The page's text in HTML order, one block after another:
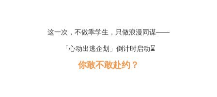
这一次，不做乖学生，只做浪漫同谋——
「心动出逃企划」倒计时启动⌛️
你敢不敢赴约？